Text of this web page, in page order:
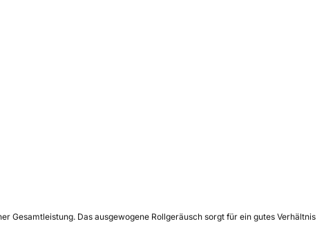
Gesamtleistung. Das ausgewogene Rollgeräusch sorgt für ein gutes Verhältnis